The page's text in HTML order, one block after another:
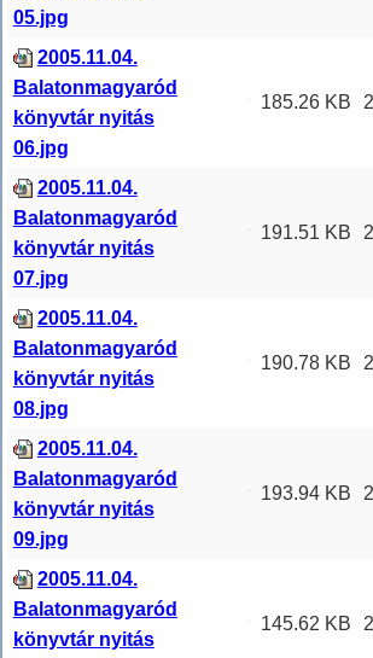
05.jpg
2005.11.04.
Balatonmagyaród
könyvtár nyitás
06.jpg
185.26 KB
2005.11.04.
Balatonmagyaród
könyvtár nyitás
07.jpg
191.51 KB
2005.11.04.
Balatonmagyaród
könyvtár nyitás
08.jpg
190.78 KB
2005.11.04.
Balatonmagyaród
könyvtár nyitás
09.jpg
193.94 KB
2005.11.04.
Balatonmagyaród
könyvtár nyitás
145.62 KB